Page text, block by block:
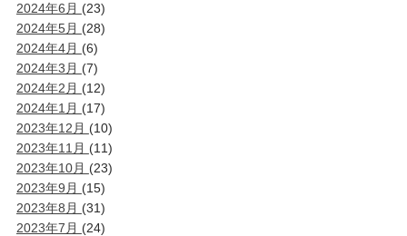
2024年6月 (23)
2024年5月 (28)
2024年4月 (6)
2024年3月 (7)
2024年2月 (12)
2024年1月 (17)
2023年12月 (10)
2023年11月 (11)
2023年10月 (23)
2023年9月 (15)
2023年8月 (31)
2023年7月 (24)